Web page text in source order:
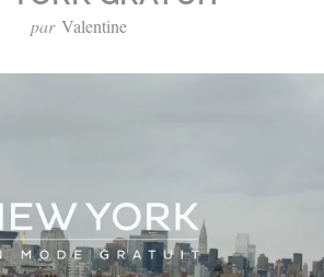
par Valentine